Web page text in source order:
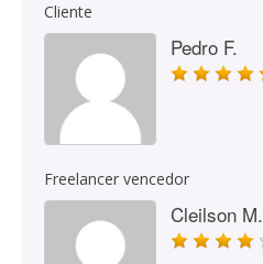
Cliente
Pedro F.
Freelancer vencedor
Cleilson M.